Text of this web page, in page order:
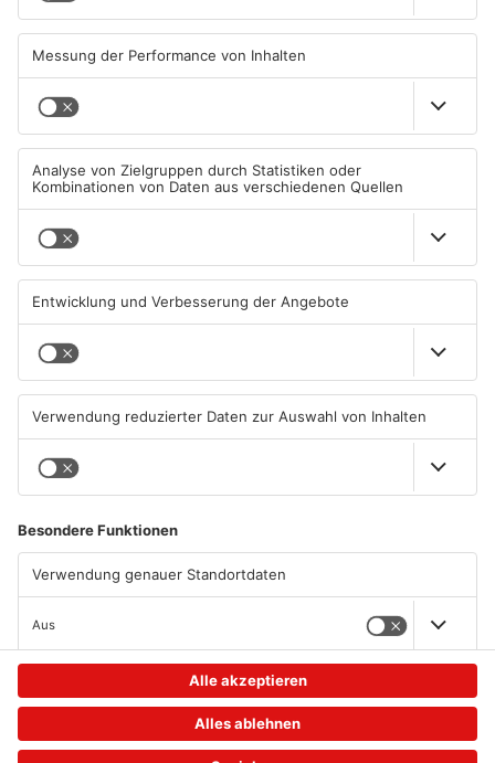
Hanau: Rettungswagen
werden künftig durch KI
unterstützt
04.08.2026, 17:37 UHR IN HANAU
Hanau: Blindgänger in der
03.08.2026, 07:32 UHR IN HANAU